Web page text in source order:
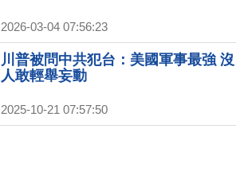
2026-03-04 07:56:23
川普被問中共犯台：美國軍事最強 沒
人敢輕舉妄動
2025-10-21 07:57:50